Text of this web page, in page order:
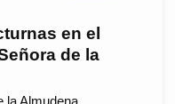
en el
de la
la Almudena